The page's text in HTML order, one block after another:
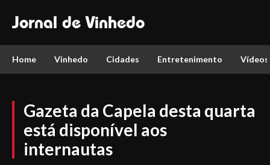
Jornal de Vinhedo
Home Vinhedo Cidades Entretenimento Vídeos
Gazeta da Capela desta quarta
está disponível aos
internautas